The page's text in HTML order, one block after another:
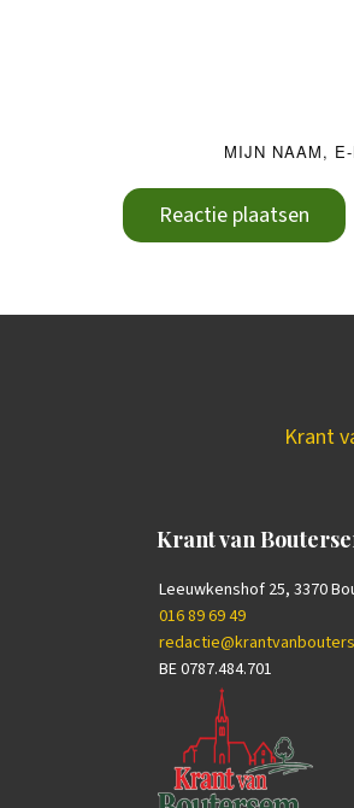
MIJN NAAM,
Reactie plaatsen
Krant
Krant van
Leeuwkenshof 25, 3370
016 89 69 49
BE 0787.484.701